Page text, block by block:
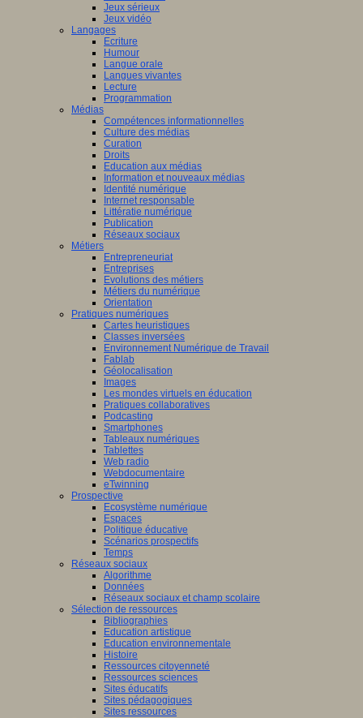
Jeux sérieux
Jeux vidéo
Langages
Ecriture
Humour
Langue orale
Langues vivantes
Lecture
Programmation
Médias
Compétences informationnelles
Culture des médias
Curation
Droits
Education aux médias
Information et nouveaux médias
Identité numérique
Internet responsable
Littératie numérique
Publication
Réseaux sociaux
Métiers
Entrepreneuriat
Entreprises
Evolutions des métiers
Métiers du numérique
Orientation
Pratiques numériques
Cartes heuristiques
Classes inversées
Environnement Numérique de Travail
Fablab
Géolocalisation
Images
Les mondes virtuels en éducation
Pratiques collaboratives
Podcasting
Smartphones
Tableaux numériques
Tablettes
Web radio
Webdocumentaire
eTwinning
Prospective
Ecosystème numérique
Espaces
Politique éducative
Scénarios prospectifs
Temps
Réseaux sociaux
Algorithme
Données
Réseaux sociaux et champ scolaire
Sélection de ressources
Bibliographies
Education artistique
Education environnementale
Histoire
Ressources citoyenneté
Ressources sciences
Sites éducatifs
Sites pédagogiques
Sites ressources